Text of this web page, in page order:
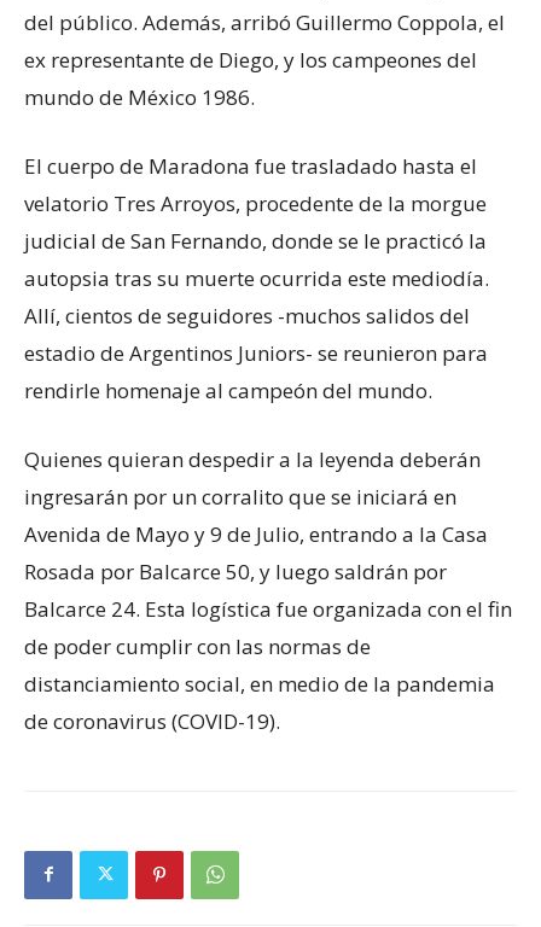
del público. Además, arribó Guillermo Coppola, el
ex representante de Diego, y los campeones del
mundo de México 1986.
El cuerpo de Maradona fue trasladado hasta el
velatorio Tres Arroyos, procedente de la morgue
judicial de San Fernando, donde se le practicó la
autopsia tras su muerte ocurrida este mediodía.
Allí, cientos de seguidores -muchos salidos del
estadio de Argentinos Juniors- se reunieron para
rendirle homenaje al campeón del mundo.
Quienes quieran despedir a la leyenda deberán
ingresarán por un corralito que se iniciará en
Avenida de Mayo y 9 de Julio, entrando a la Casa
Rosada por Balcarce 50, y luego saldrán por
Balcarce 24. Esta logística fue organizada con el fin
de poder cumplir con las normas de
distanciamiento social, en medio de la pandemia
de coronavirus (COVID-19).